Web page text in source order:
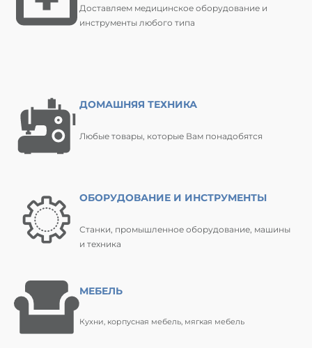
Доставляем медицинское оборудование и
инструменты любого типа
ДОМАШНЯЯ ТЕХНИКА
Любые товары, которые Вам понадобятся
ОБОРУДОВАНИЕ И ИНСТРУМЕНТЫ
Станки, промышленное оборудование, машины
и техника
МЕБЕЛЬ
Кухни, корпусная мебель, мягкая мебель